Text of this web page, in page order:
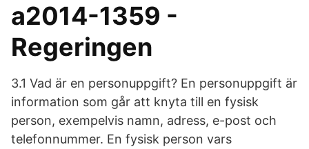
a2014-1359 -
Regeringen
3.1 Vad är en personuppgift? En personuppgift är
information som går att knyta till en fysisk
person, exempelvis namn, adress, e-post och
telefonnummer. En fysisk person vars